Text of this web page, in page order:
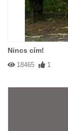
Nincs cím!
18465 1